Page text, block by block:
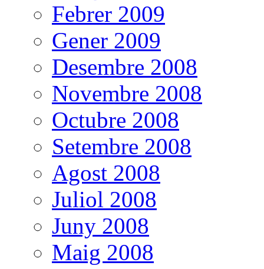
Febrer 2009
Gener 2009
Desembre 2008
Novembre 2008
Octubre 2008
Setembre 2008
Agost 2008
Juliol 2008
Juny 2008
Maig 2008